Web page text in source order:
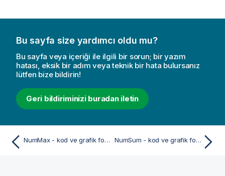
Bu sayfa size yardımcı oldu mu?
Bu sayfa veya içeriği ile ilgili bir sorun; bir yazım
hatası, eksik bir adım veya teknik bir hata bulursanız
lütfen bize bildirin!
Geri bildiriminizi buradan iletin
NumMax - kod ve grafik fonksiyonu NumSum - kod ve grafik fonksiyonu